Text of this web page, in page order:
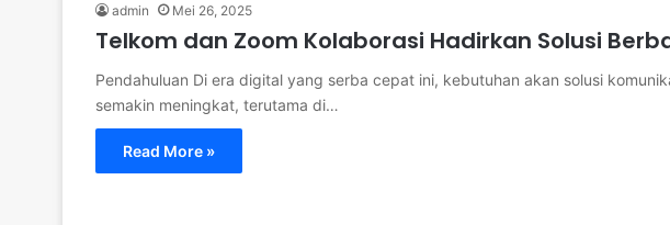
admin Mei 26, 2025
Telkom dan Zoom Kolaborasi Hadirkan Solusi
Pendahuluan Di era digital yang serba cepat ini, kebutuhan akan solusi
semakin meningkat, terutama di…
Read More »